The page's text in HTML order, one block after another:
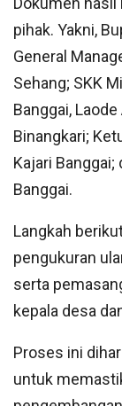
pihak. Yakni,
General
Sehang; SKK
Banggai,
Binangkari;
Kajari Banggai;
Banggai.
Langkah
pengukuran
serta
kepala desa
Proses ini
untuk